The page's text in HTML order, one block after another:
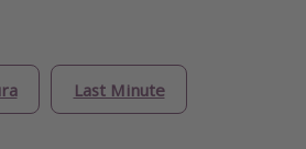
Last Minute